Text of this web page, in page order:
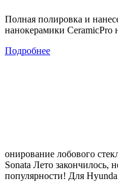
Полная полировка и
нанокерамики
Подробнее
онирование лобового
Sonata Лето закончилось,
популярности! Для